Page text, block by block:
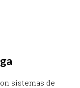
sistemas de